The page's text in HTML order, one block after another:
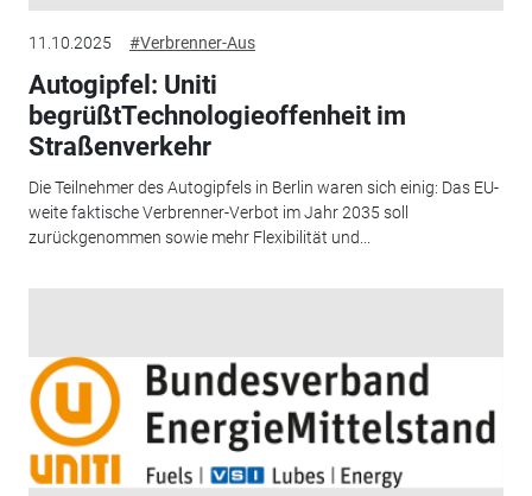
11.10.2025 #Verbrenner-Aus
Autogipfel: Uniti
begrüßtTechnologieoffenheit im
Straßenverkehr
Die Teilnehmer des Autogipfels in Berlin waren sich einig: Das EU-
weite faktische Verbrenner-Verbot im Jahr 2035 soll
zurückgenommen sowie mehr Flexibilität und...